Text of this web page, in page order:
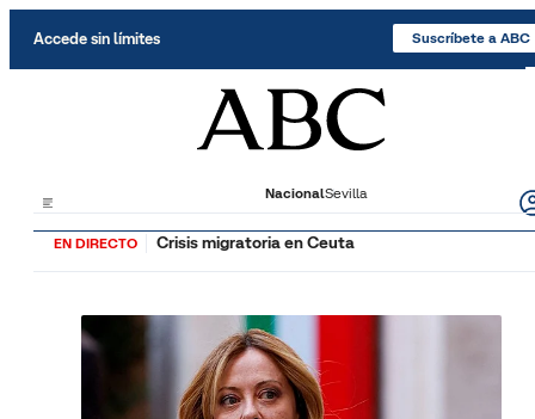
Accede sin límites Suscríbete a ABC
NacionalSevilla
EN DIRECTO Crisis migratoria en Ceuta